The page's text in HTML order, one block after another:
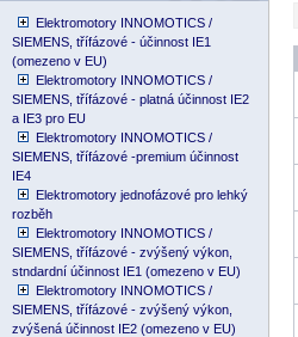
Elektromotory INNOMOTICS /
SIEMENS, třífázové - účinnost IE1
(omezeno v EU)
Elektromotory INNOMOTICS /
SIEMENS, třífázové - platná účinnost IE2
a IE3 pro EU
Elektromotory INNOMOTICS /
SIEMENS, třífázové -premium účinnost
IE4
Elektromotory jednofázové pro lehký
rozběh
Elektromotory INNOMOTICS /
SIEMENS, třífázové - zvýšený výkon,
stndardní účinnost IE1 (omezeno v EU)
Elektromotory INNOMOTICS /
SIEMENS, třífázové - zvýšený výkon,
zvýšená účinnost IE2 (omezeno v EU)